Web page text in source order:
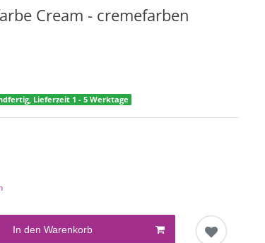
Cream - cremefarben
Lieferzeit 1 - 5 Werktage
In den Warenkorb